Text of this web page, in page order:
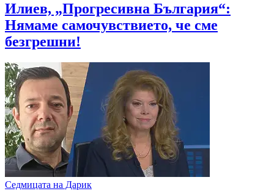
Илиев, „Прогресивна България“:
Нямаме самочувствието, че сме
безгрешни!
Седмицата на Дарик